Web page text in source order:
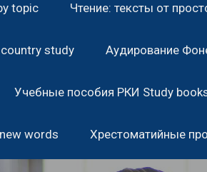
topic Чтение: тексты от
study Аудирование
Учебные пособия РКИ Study
words Хрестоматийные